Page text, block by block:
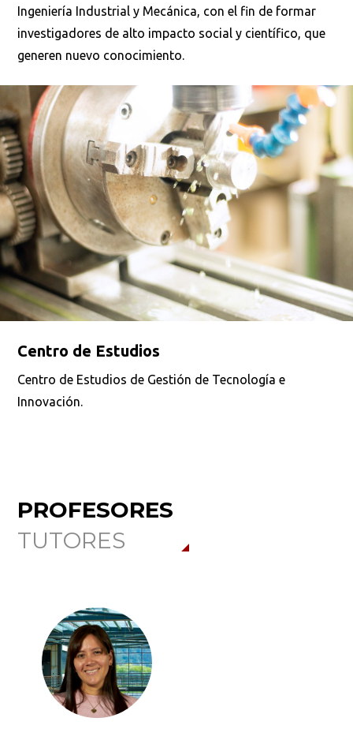
Ingeniería Industrial y Mecánica, con el fin de formar
investigadores de alto impacto social y científico, que
generen nuevo conocimiento.
Centro de Estudios
Centro de Estudios de Gestión de Tecnología e
Innovación.
PROFESORES
TUTORES